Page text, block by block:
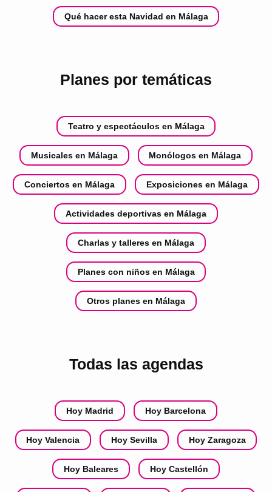
Qué hacer esta Navidad en Málaga
Planes por temáticas
Teatro y espectáculos en Málaga
Musicales en Málaga Monólogos en Málaga
Conciertos en Málaga Exposiciones en Málaga
Actividades deportivas en Málaga
Charlas y talleres en Málaga
Planes con niños en Málaga
Otros planes en Málaga
Todas las agendas
Hoy Madrid Hoy Barcelona
Hoy Valencia Hoy Sevilla Hoy Zaragoza
Hoy Baleares Hoy Castellón